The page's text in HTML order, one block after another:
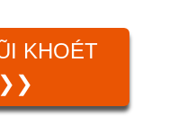
KHOÉT